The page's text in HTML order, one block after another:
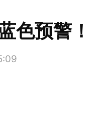
色预警！